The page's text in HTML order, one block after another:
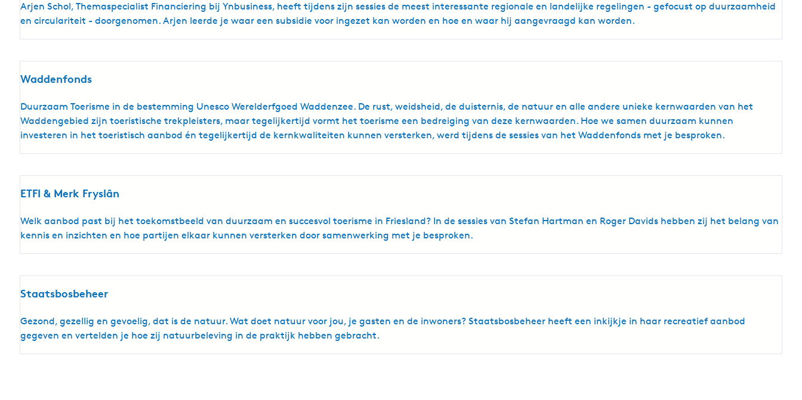
Arjen Schol, Themaspecialist Financiering bij Ynbusiness, heeft tijdens zijn sessies de meest interessante regionale en landelijke regelingen - gefocust op duurzaamheid
en circulariteit - doorgenomen. Arjen leerde je waar een subsidie voor ingezet kan worden en hoe en waar hij aangevraagd kan worden.
Waddenfonds
Duurzaam Toerisme in de bestemming Unesco Werelderfgoed Waddenzee. De rust, weidsheid, de duisternis, de natuur en alle andere unieke kernwaarden van het
Waddengebied zijn toeristische trekpleisters, maar tegelijkertijd vormt het toerisme een bedreiging van deze kernwaarden. Hoe we samen duurzaam kunnen
investeren in het toeristisch aanbod én tegelijkertijd de kernkwaliteiten kunnen versterken, werd tijdens de sessies van het Waddenfonds met je besproken.
ETFI & Merk Fryslân
Welk aanbod past bij het toekomstbeeld van duurzaam en succesvol toerisme in Friesland? In de sessies van Stefan Hartman en Roger Davids hebben zij het belang van
kennis en inzichten en hoe partijen elkaar kunnen versterken door samenwerking met je besproken.
Staatsbosbeheer
Gezond, gezellig en gevoelig, dat is de natuur. Wat doet natuur voor jou, je gasten en de inwoners? Staatsbosbeheer heeft een inkijkje in haar recreatief aanbod
gegeven en vertelden je hoe zij natuurbeleving in de praktijk hebben gebracht.